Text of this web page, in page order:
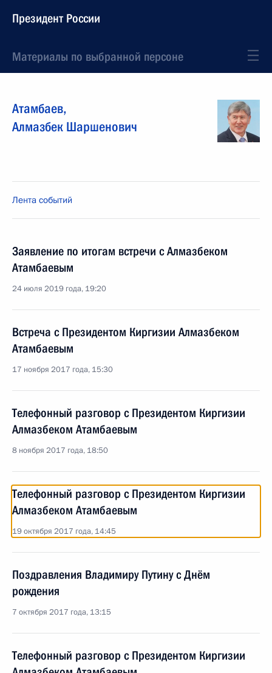
Президент России
Материалы по выбранной персоне
Атамбаев,
Алмазбек Шаршенович
Лента событий
Заявление по итогам встречи с Алмазбеком
Атамбаевым
24 июля 2019 года, 19:20
Встреча с Президентом Киргизии Алмазбеком
Атамбаевым
17 ноября 2017 года, 15:30
Телефонный разговор с Президентом Киргизии
Алмазбеком Атамбаевым
8 ноября 2017 года, 18:50
Телефонный разговор с Президентом Киргизии
Алмазбеком Атамбаевым
19 октября 2017 года, 14:45
Поздравления Владимиру Путину с Днём
рождения
7 октября 2017 года, 13:15
Телефонный разговор с Президентом Киргизии